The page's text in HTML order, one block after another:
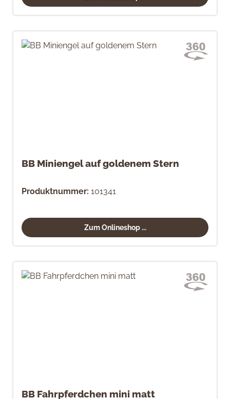
BB Miniengel auf goldenem Stern
Produktnummer: 101341
Zum Onlineshop ...
BB Fahrpferdchen mini matt